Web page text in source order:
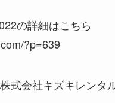
の詳細はこちら
?p=639
式会社キズキレンタ